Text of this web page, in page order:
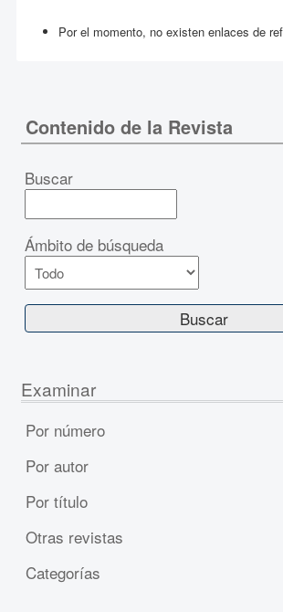
Por el momento, no existen enlaces de
Contenido de la Revista
Buscar
Ámbito de búsqueda
Examinar
Por número
Por autor
Por título
Otras revistas
Categorías